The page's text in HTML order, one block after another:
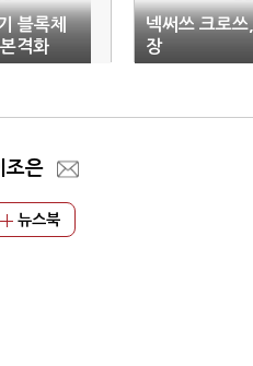
블록체
격화
넥써쓰 크로쓰
장
조은
뉴스북